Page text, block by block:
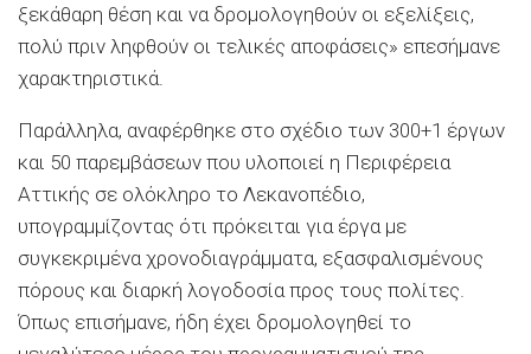
ξεκάθαρη θέση και να δρομολογηθούν οι εξελίξεις,
πολύ πριν ληφθούν οι τελικές αποφάσεις» επεσήμανε
χαρακτηριστικά.
Παράλληλα, αναφέρθηκε στο σχέδιο των 300+1 έργων
και 50 παρεμβάσεων που υλοποιεί η Περιφέρεια
Αττικής σε ολόκληρο το Λεκανοπέδιο,
υπογραμμίζοντας ότι πρόκειται για έργα με
συγκεκριμένα χρονοδιαγράμματα, εξασφαλισμένους
πόρους και διαρκή λογοδοσία προς τους πολίτες.
Όπως επισήμανε, ήδη έχει δρομολογηθεί το